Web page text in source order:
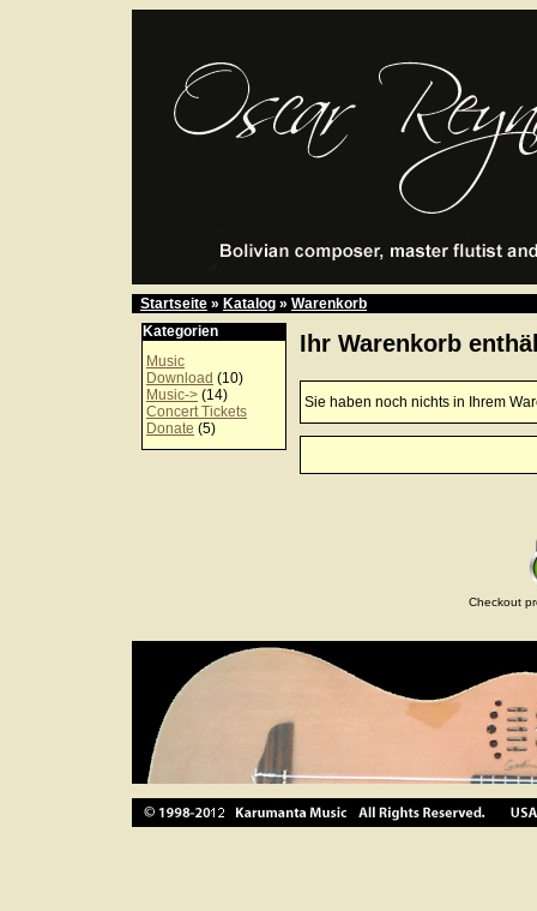
Startseite » Katalog » Warenkorb
Kategorien
Music
Download (10)
Music-> (14)
Concert Tickets
Donate (5)
Ihr Warenkorb
Sie haben noch nichts in Ihrem
Checkout